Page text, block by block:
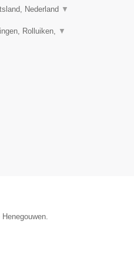
Nederland ▼
Rolluiken, ▼